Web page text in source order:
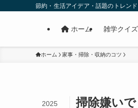
節約・生活アイデア・話題のトレンド
ホーム 雑学クイ
ホーム 家事・掃除・収納のコツ
掃除嫌い
2025